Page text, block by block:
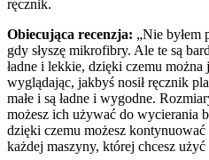
ręcznik.
Obiecująca recenzja: „Nie byłem
gdy słyszę mikrofibry. Ale te są
ładne i lekkie, dzięki czemu można
wyglądając, jakbyś nosił ręcznik
małe i są ładne i wygodne.
możesz ich używać do wycierania
dzięki czemu możesz
każdej maszyny, której chcesz